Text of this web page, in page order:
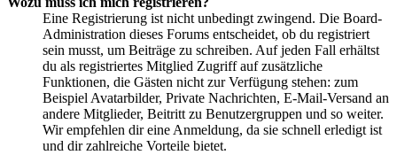
Eine Registrierung ist nicht unbedingt zwingend. Die Board-
Administration dieses Forums entscheidet, ob du registriert
sein musst, um Beiträge zu schreiben. Auf jeden Fall erhältst
du als registriertes Mitglied Zugriff auf zusätzliche
Funktionen, die Gästen nicht zur Verfügung stehen: zum
Beispiel Avatarbilder, Private Nachrichten, E-Mail-Versand an
andere Mitglieder, Beitritt zu Benutzergruppen und so weiter.
Wir empfehlen dir eine Anmeldung, da sie schnell erledigt ist
und dir zahlreiche Vorteile bietet.